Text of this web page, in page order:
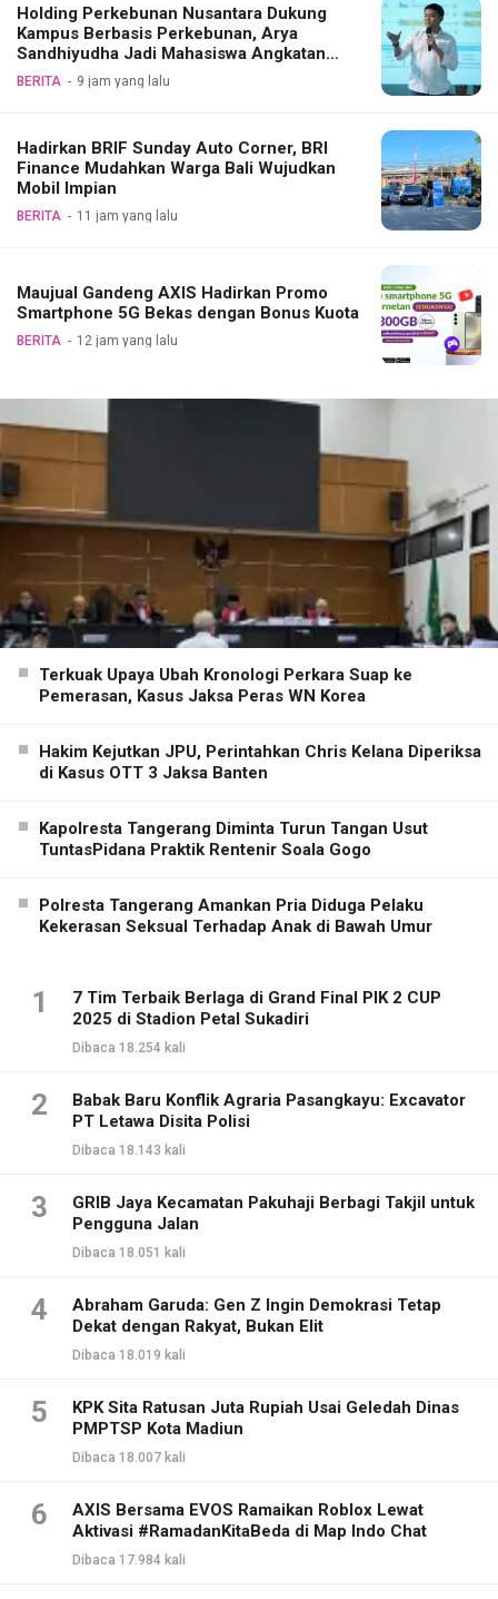
Holding Perkebunan Nusantara Dukung
Kampus Berbasis Perkebunan, Arya
Sandhiyudha Jadi Mahasiswa Angkatan
Pertama Magister ITSI
BERITA 9 jam yang lalu
Hadirkan BRIF Sunday Auto Corner, BRI
Finance Mudahkan Warga Bali Wujudkan
Mobil Impian
BERITA 11 jam yang lalu
Maujual Gandeng AXIS Hadirkan Promo
Smartphone 5G Bekas dengan Bonus Kuota
BERITA 12 jam yang lalu
Terkuak Upaya Ubah Kronologi Perkara Suap ke
Pemerasan, Kasus Jaksa Peras WN Korea
Hakim Kejutkan JPU, Perintahkan Chris Kelana Diperiksa
di Kasus OTT 3 Jaksa Banten
Kapolresta Tangerang Diminta Turun Tangan Usut
TuntasPidana Praktik Rentenir Soala Gogo
Polresta Tangerang Amankan Pria Diduga Pelaku
Kekerasan Seksual Terhadap Anak di Bawah Umur
1
7 Tim Terbaik Berlaga di Grand Final PIK 2 CUP
2025 di Stadion Petal Sukadiri
Dibaca 18.254 kali
2
Babak Baru Konflik Agraria Pasangkayu: Excavator
PT Letawa Disita Polisi
Dibaca 18.143 kali
3
GRIB Jaya Kecamatan Pakuhaji Berbagi Takjil untuk
Pengguna Jalan
Dibaca 18.051 kali
4
Abraham Garuda: Gen Z Ingin Demokrasi Tetap
Dekat dengan Rakyat, Bukan Elit
Dibaca 18.019 kali
5
KPK Sita Ratusan Juta Rupiah Usai Geledah Dinas
PMPTSP Kota Madiun
Dibaca 18.007 kali
6
AXIS Bersama EVOS Ramaikan Roblox Lewat
Aktivasi #RamadanKitaBeda di Map Indo Chat
Dibaca 17.984 kali